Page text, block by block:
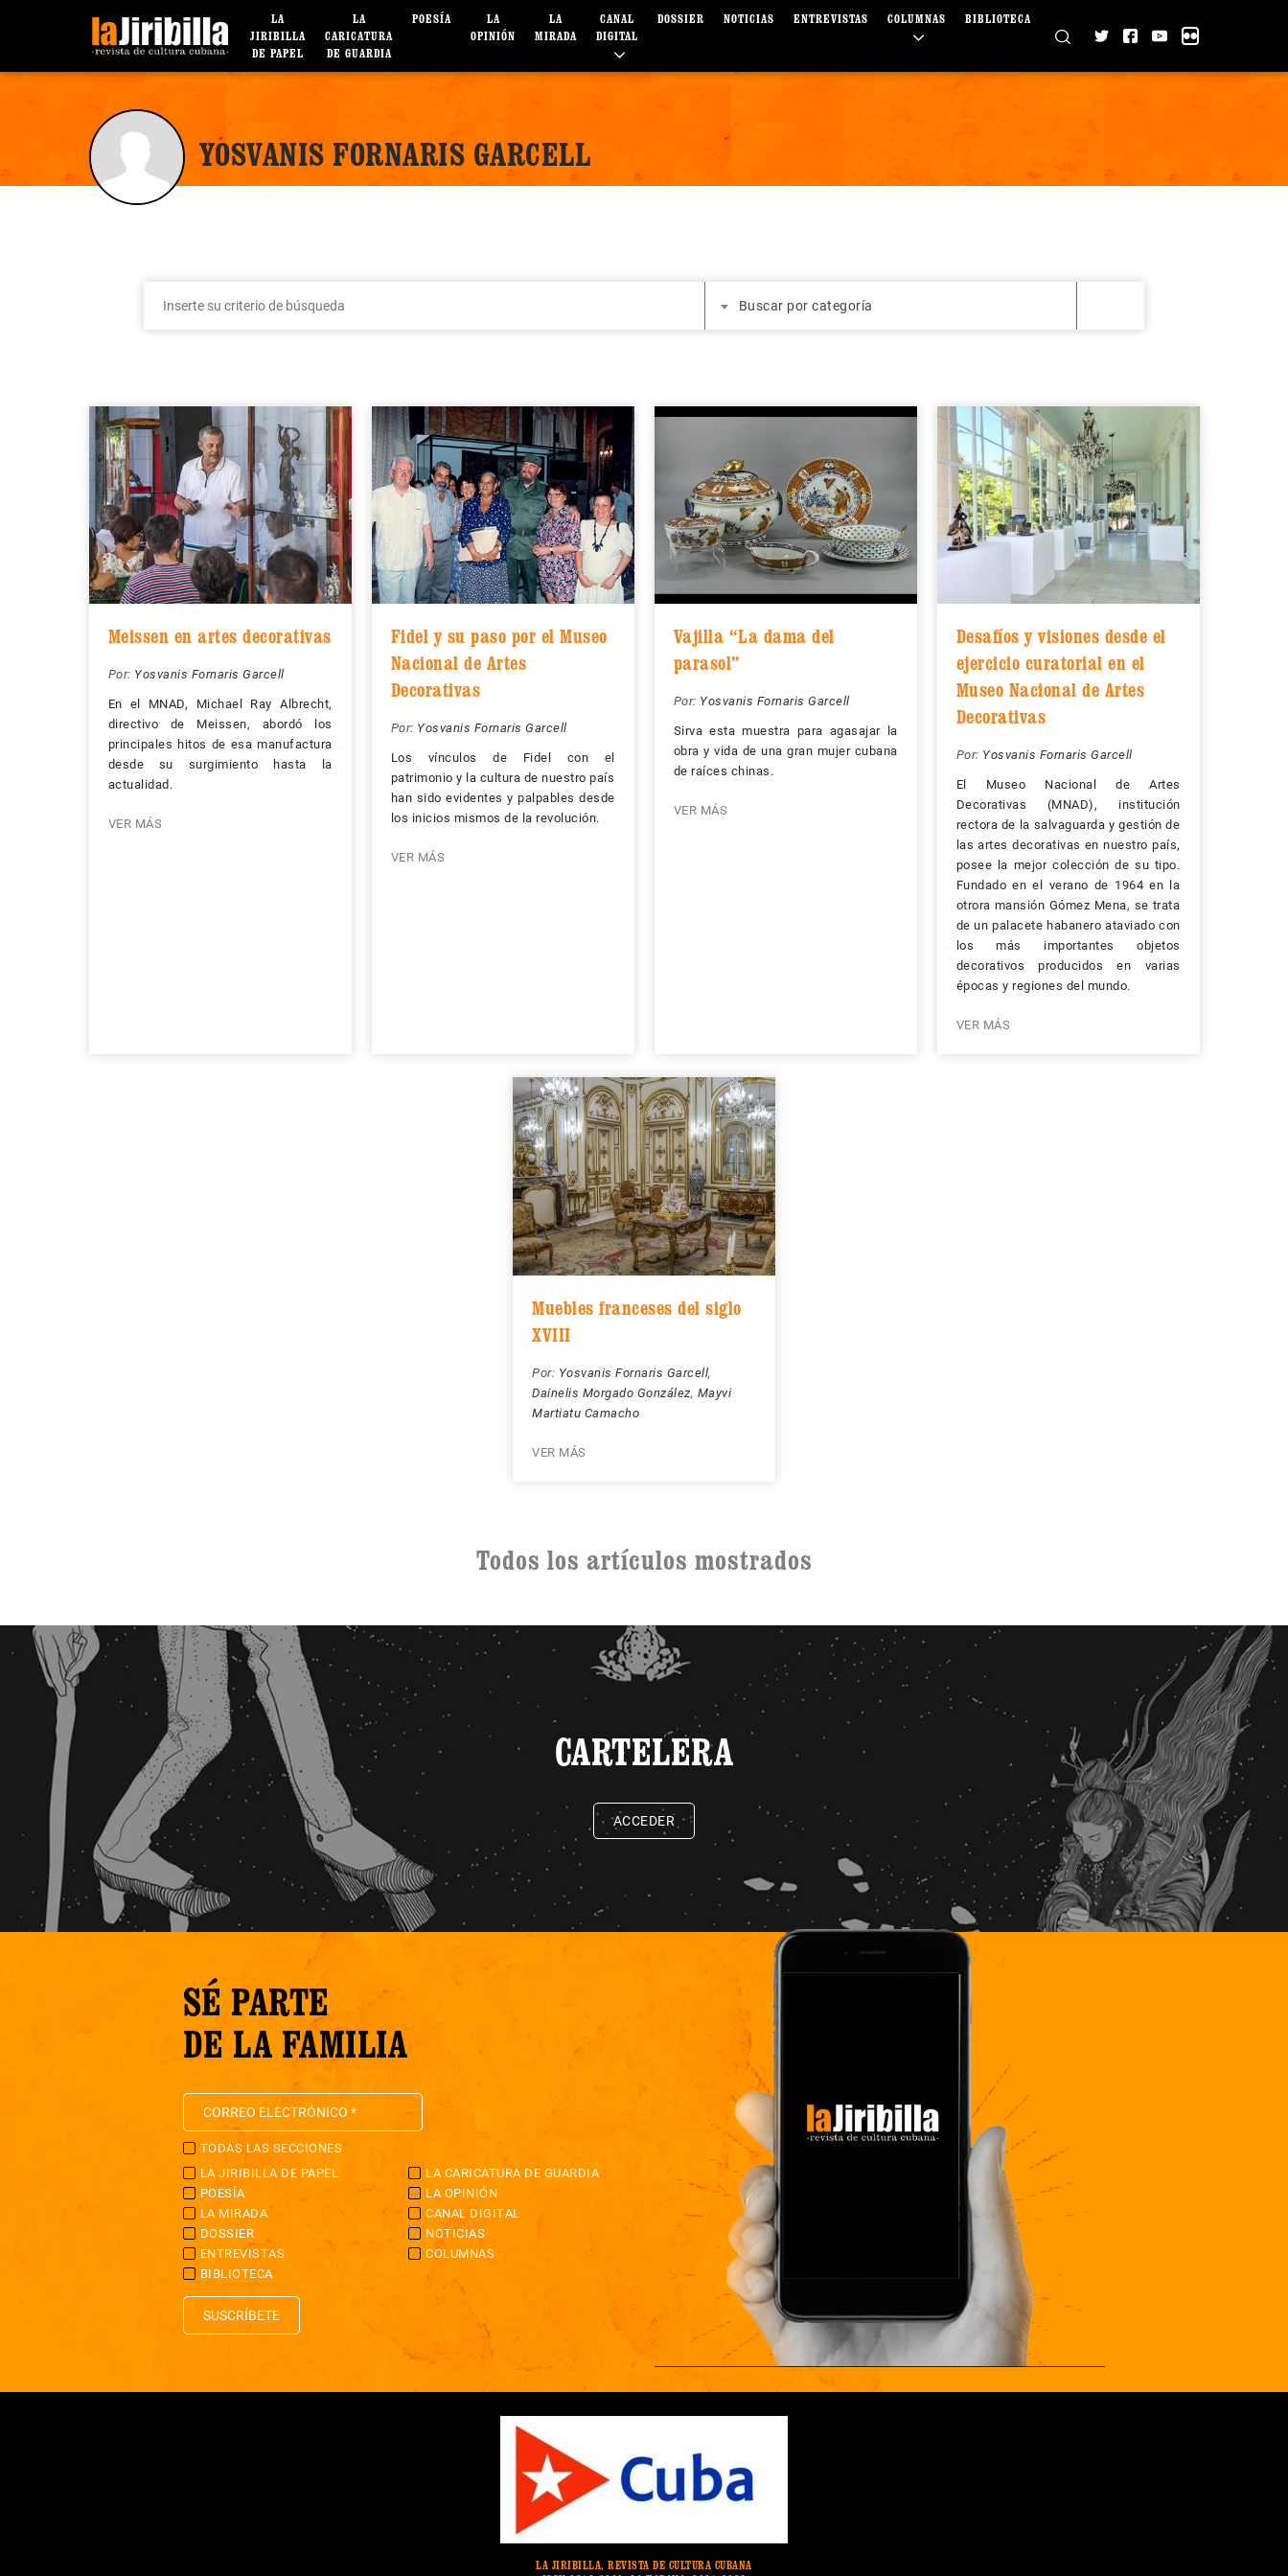
LA
JIRIBILLA
DE PAPEL
LA
CARICATURA
DE GUARDIA
POESÍA
LA
OPINIÓN
LA
MIRADA
CANAL
DIGITAL
DOSSIER NOTICIAS ENTREVISTAS COLUMNAS BIBLIOTECA
YOSVANIS FORNARIS GARCELL
Buscar por categoría
Meissen en artes decorativas
Por: Yosvanis Fornaris Garcell
En el MNAD, Michael Ray Albrecht,
directivo de Meissen, abordó los
principales hitos de esa manufactura
desde su surgimiento hasta la
actualidad.
VER MÁS
Fidel y su paso por el Museo
Nacional de Artes
Decorativas
Por: Yosvanis Fornaris Garcell
Los vínculos de Fidel con el
patrimonio y la cultura de nuestro país
han sido evidentes y palpables desde
los inicios mismos de la revolución.
VER MÁS
Vajilla “La dama del
parasol”
Por: Yosvanis Fornaris Garcell
Sirva esta muestra para agasajar la
obra y vida de una gran mujer cubana
de raíces chinas.
VER MÁS
Desafíos y visiones desde el
ejercicio curatorial en el
Museo Nacional de Artes
Decorativas
Por: Yosvanis Fornaris Garcell
El Museo Nacional de Artes
Decorativas (MNAD), institución
rectora de la salvaguarda y gestión de
las artes decorativas en nuestro país,
posee la mejor colección de su tipo.
Fundado en el verano de 1964 en la
otrora mansión Gómez Mena, se trata
de un palacete habanero ataviado con
los más importantes objetos
decorativos producidos en varias
épocas y regiones del mundo.
VER MÁS
Muebles franceses del siglo
XVIII
Por: Yosvanis Fornaris Garcell,
Dainelis Morgado González, Mayvi
Martiatu Camacho
VER MÁS
Todos los artículos mostrados
CARTELERA
ACCEDER
SÉ PARTE
DE LA FAMILIA
TODAS LAS SECCIONES
LA JIRIBILLA DE PAPEL
LA CARICATURA DE GUARDIA
POESÍA
LA OPINIÓN
LA MIRADA
CANAL DIGITAL
DOSSIER
NOTICIAS
ENTREVISTAS
COLUMNAS
BIBLIOTECA
SUSCRÍBETE
LA JIRIBILLA, REVISTA DE CULTURA CUBANA